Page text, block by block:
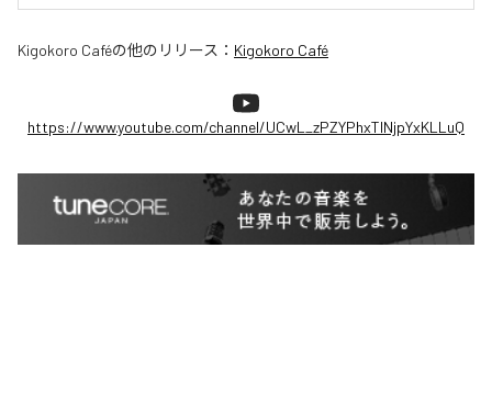
Kigokoro Caféの他のリリース： Kigokoro Café
https://www.youtube.com/channel/UCwL_zPZYPhxTlNjpYxKLLuQ